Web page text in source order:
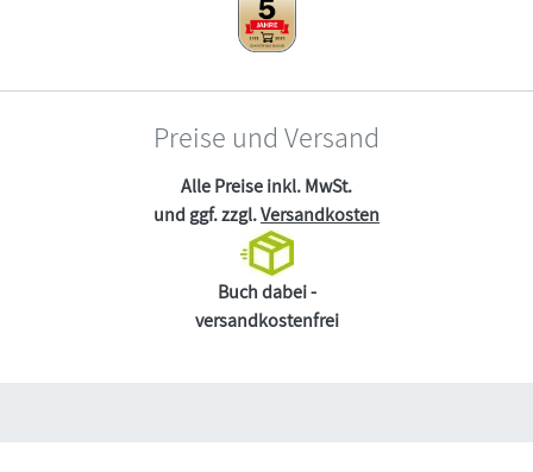
Preise und Versand
Alle Preise inkl. MwSt.
und ggf. zzgl.Versandkosten
Buch dabei -
versandkostenfrei